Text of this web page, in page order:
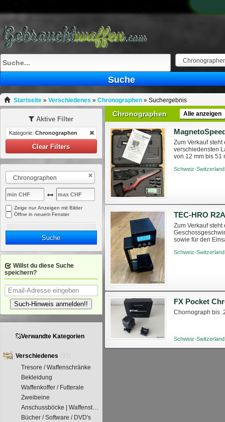
Suche
Startseite» Verschiedenes» Chronographen» Suchergebnis
Chronographen Alle anzeigen
Zum Verkauf
verschiedensten
von 12 mm bis 51
Schweiz-
Zum Verkauf
sowie für den
Schweiz-
FX Pocket
Chornograph bis
Schweiz-
Aktive Filter
Kategorie: Chronographen
Clear Filters
Chronographen
Zeige nur Anzeigen mit Bilder
Öffne in neuem Fenster
Suche
Willst du diese Suche
speichern?
Such-Hinweis anmelden!!
Verwandte Kategorien
Verschiedenes
Tresore / Waffenschränke
Bekleidung
Waffenkoffer / Futterale
Zweibeine
Anschussböcke | Waffenstütze
Bücher / Software / DVD's